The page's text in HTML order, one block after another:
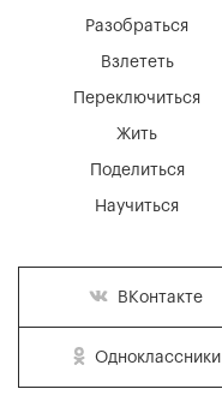
Разобраться
Взлететь
Переключиться
Жить
Поделиться
Научиться
ВКонтакте
Одноклассники